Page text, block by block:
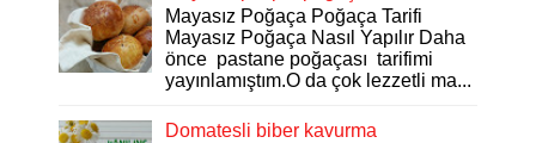
Mayasız Poğaça Poğaça Tarifi
Mayasız Poğaça Nasıl Yapılır Daha
önce pastane poğaçası tarifimi
yayınlamıştım.O da çok lezzetli ma...
Domatesli biber kavurma